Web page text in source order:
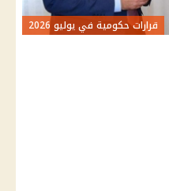
قرارات حكومية في يوليو 2026